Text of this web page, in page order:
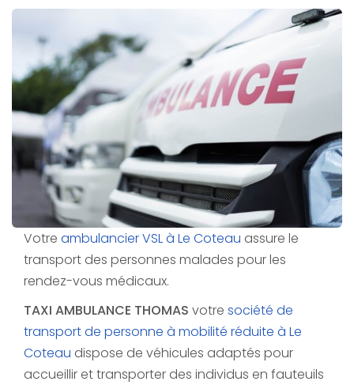
Votre ambulancier VSL à Le Coteau assure le
transport des personnes malades pour les
rendez-vous médicaux.
TAXI AMBULANCE THOMAS votre société de
transport de personne à mobilité réduite à Le
Coteau dispose de véhicules adaptés pour
accueillir et transporter des individus en fauteuils